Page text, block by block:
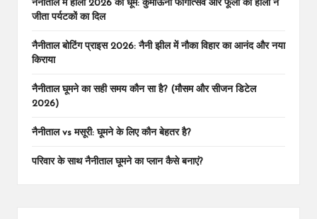
नैनीताल में होली 2026 की धूम: कुमाऊंनी फागोत्सव और फूलों की होली ने
जीता पर्यटकों का दिल
नैनीताल बोटिंग प्राइस 2026: नैनी झील में नौका विहार का आनंद और नया
किराया
नैनीताल घूमने का सही समय कौन सा है? (मौसम और सीजन डिटेल
2026)
नैनीताल vs मसूरी: घूमने के लिए कौन बेहतर है?
परिवार के साथ नैनीताल घूमने का प्लान कैसे बनाएं?